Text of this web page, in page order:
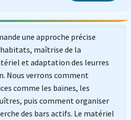
une approche précise
maîtrise de la
et adaptation des leurres
Nous verrons comment
comme les baïnes, les
puis comment organiser
des bars actifs. Le matériel